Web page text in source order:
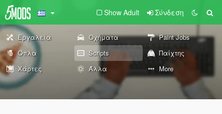
Show Adult Σύνδεση
Εργαλεία Οχήματα
Paint Jobs
Όπλα
Scripts
Παίχτης
Χάρτες
Άλλα More